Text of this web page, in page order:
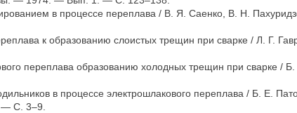
в процессе переплава / В. Я. Саенко, В. Н.
к образованию слоистых трещин при сварке / Л. Г.
переплава образованию холодных трещин при сварке
в процессе электрошлакового переплава / Б. Е.
С. 3–9.